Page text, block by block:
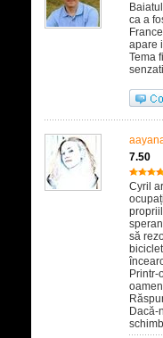
ca a
apare
Tema
7.50
Cyril
să
Printr-
Dacă-